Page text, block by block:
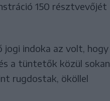
150 résztvevőjét
jogi indoka az volt, hogy
a tüntetők közül sokan
rugdostak, ököllel